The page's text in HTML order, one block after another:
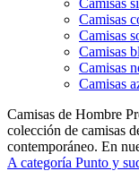
Camisas
Camisas
Camisas
Camisas
Camisas
Camisas
Camisas de Hombre
colección de camisas
contemporáneo. En
A categoría Punto y